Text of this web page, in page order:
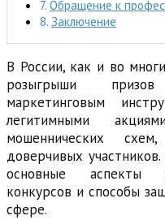
Обращение к
Заключение
В России, как и во
розыгрыши
маркетинговым
легитимными
мошеннических
доверчивых
основные аспекты
конкурсов и способы
сфере.